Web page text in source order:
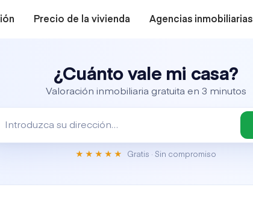
Precio de la vivienda Agencias inmobiliarias
¿Cuánto vale mi casa?
Valoración inmobiliaria gratuita en 3 minutos
★★★★★ Gratis · Sin compromiso